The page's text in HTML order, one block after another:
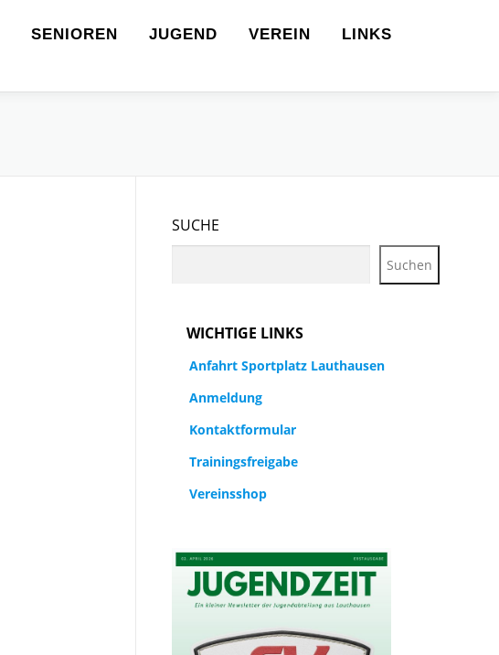
SENIOREN JUGEND VEREIN LINKS
SUCHE
Suchen
WICHTIGE LINKS
Anfahrt Sportplatz Lauthausen
Anmeldung
Kontaktformular
Trainingsfreigabe
Vereinsshop